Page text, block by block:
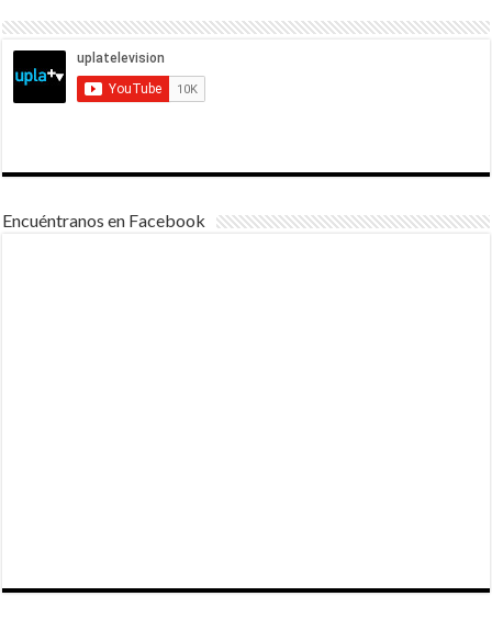
Encuéntranos en Facebook